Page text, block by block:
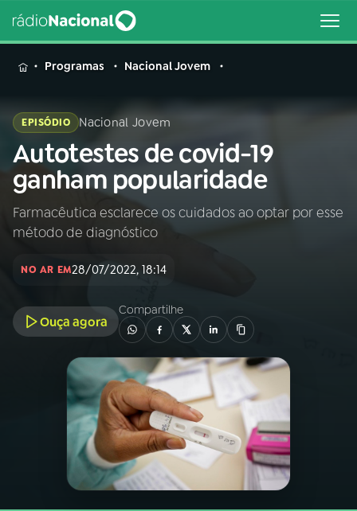
MENU
Buscar
na
Rádio
Nacional
Buscar
AO VIVO
PROGRAMAÇÃO
PROGRAMAS
Programas Nacional Jovem
EPISÓDIO Nacional Jovem
Autotestes de covid-19
ganham popularidade
Farmacêutica esclarece os cuidados ao optar por esse
método de diagnóstico
NO AR EM28/07/2022, 18:14
Ouça agora
Compartilhe